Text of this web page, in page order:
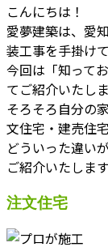
こんにちは！
愛夢建築は、愛
装工事を手掛け
今回は「知って
てご紹介いたしま
そろそろ自分の
文住宅・建売住
どういった違い
ご紹介いたしま
注文住宅